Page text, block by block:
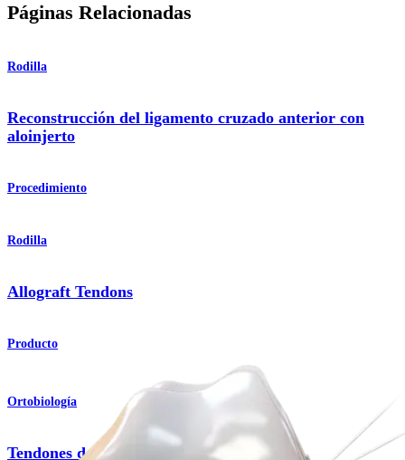
Páginas Relacionadas
Rodilla
Reconstrucción del ligamento cruzado anterior con
aloinjerto
Procedimiento
Rodilla
Allograft Tendons
Producto
Ortobiología
Tendones de aloinjerto